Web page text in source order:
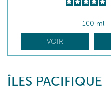
100 ml -
VOIR
ÎLES PACIFIQUE